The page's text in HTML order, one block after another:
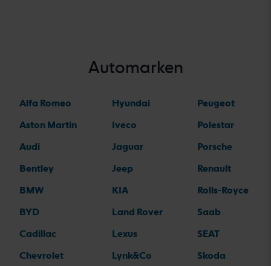
Automarken
Alfa Romeo
Aston Martin
Audi
Bentley
BMW
BYD
Cadillac
Chevrolet
Hyundai
Iveco
Jaguar
Jeep
KIA
Land Rover
Lexus
Lynk&Co
Peugeot
Polestar
Porsche
Renault
Rolls-Royce
Saab
SEAT
Skoda